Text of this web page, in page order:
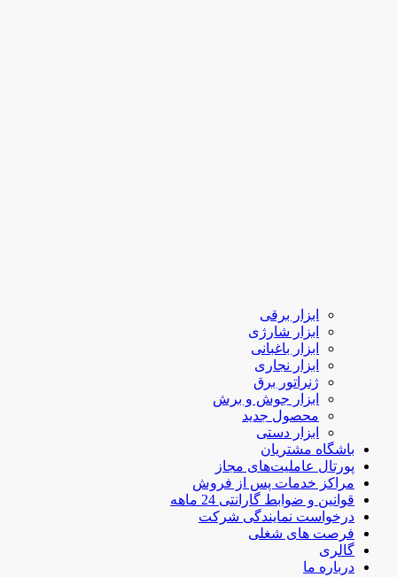
ابزار برقی
ابزار شارژی
ابزار باغبانی
ابزار نجاری
ژنراتور برق
ابزار جوش و برش
محصول جدید
ابزار دستی
باشگاه مشتریان
پورتال عاملیت‌های مجاز
مراکز خدمات پس از فروش
قوانین و ضوابط گارانتی 24 ماهه
درخواست نمایندگی شرکت
فرصت های شغلی
گالری
درباره ما